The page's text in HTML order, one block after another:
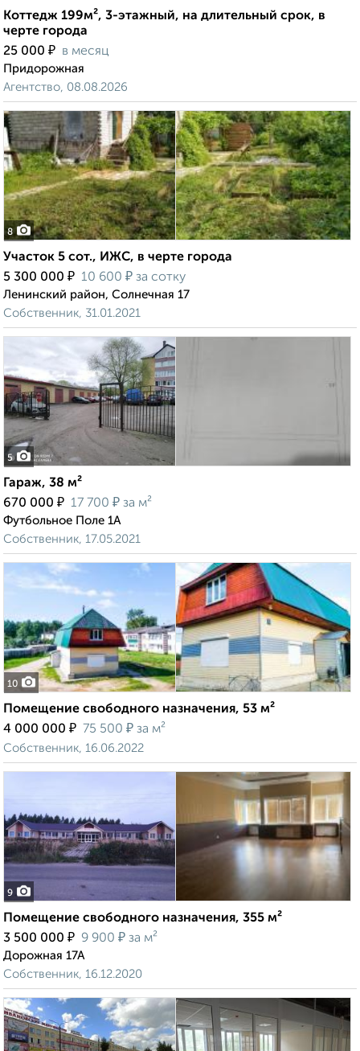
Коттедж 199м², 3-этажный, на длительный срок, в
черте города
25 000 ₽ в месяц
Придорожная
Агентство, 08.08.2026
8
Участок 5 сот., ИЖС, в черте города
5 300 000 ₽ 10 600 ₽ за сотку
Ленинский район, Солнечная 17
Собственник, 31.01.2021
5
Гараж, 38 м²
670 000 ₽ 17 700 ₽ за м²
Футбольное Поле 1А
Собственник, 17.05.2021
10
Помещение свободного назначения, 53 м²
4 000 000 ₽ 75 500 ₽ за м²
Собственник, 16.06.2022
9
Помещение свободного назначения, 355 м²
3 500 000 ₽ 9 900 ₽ за м²
Дорожная 17А
Собственник, 16.12.2020